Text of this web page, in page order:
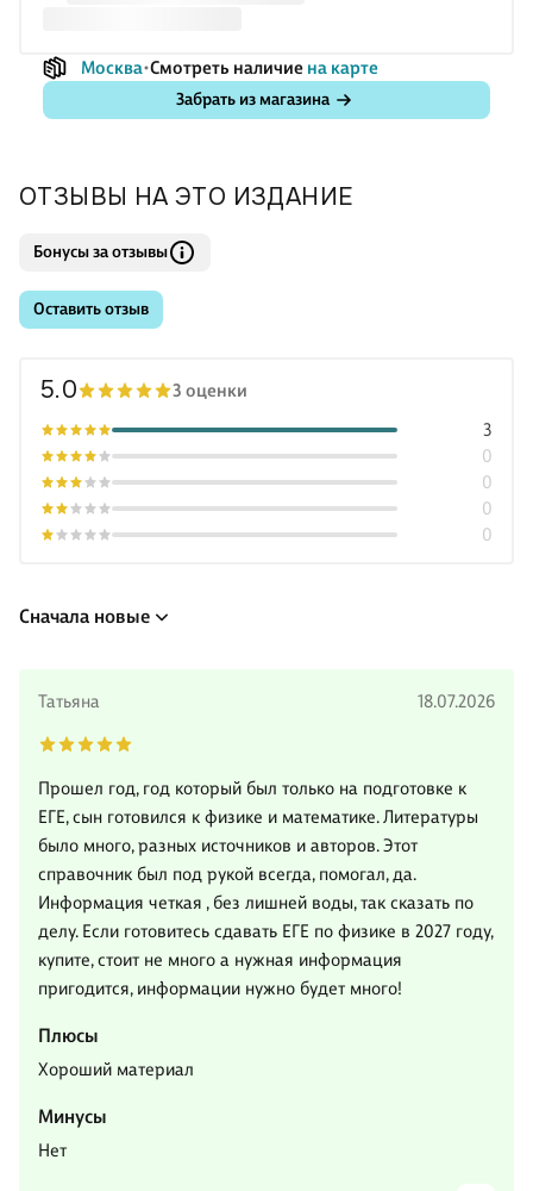
Москва Смотреть наличие на карте
Забрать из магазина
ОТЗЫВЫ НА ЭТО ИЗДАНИЕ
Бонусы за отзывы
Оставить отзыв
5.0 3 оценки
0
0
0
0
3
Сначала новые
Татьяна 18.07.2026
Прошел год, год который был только на подготовке к
ЕГЕ, сын готовился к физике и математике. Литературы
было много, разных источников и авторов. Этот
справочник был под рукой всегда, помогал, да.
Информация четкая , без лишней воды, так сказать по
делу. Если готовитесь сдавать ЕГЕ по физике в 2027 году,
купите, стоит не много а нужная информация
пригодится, информации нужно будет много!
Плюсы
Хороший материал
Минусы
Нет